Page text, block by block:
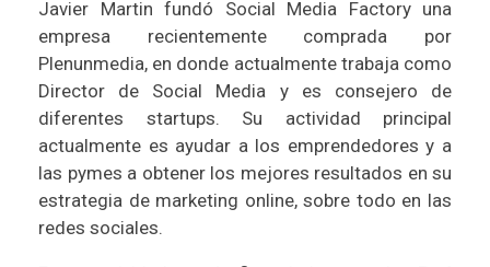
Javier Martin fundó Social Media Factoryuna
empresa recientemente comprada por
Plenunmedia, en donde actualmente trabaja como
Director de Social Media y es consejero de
diferentes startups. Su actividad principal
actualmente es ayudar a los emprendedores y a
las pymes a obtener los mejores resultados en su
estrategia de marketing online, sobre todo en las
redes sociales.